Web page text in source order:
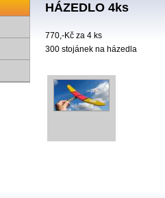
HÁZEDLO 4ks
770,-Kč za 4 ks
300 stojánek na házedla